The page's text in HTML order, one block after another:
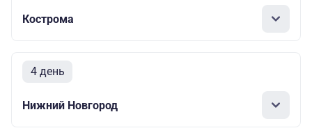
Кострома
4 день
Нижний Новгород